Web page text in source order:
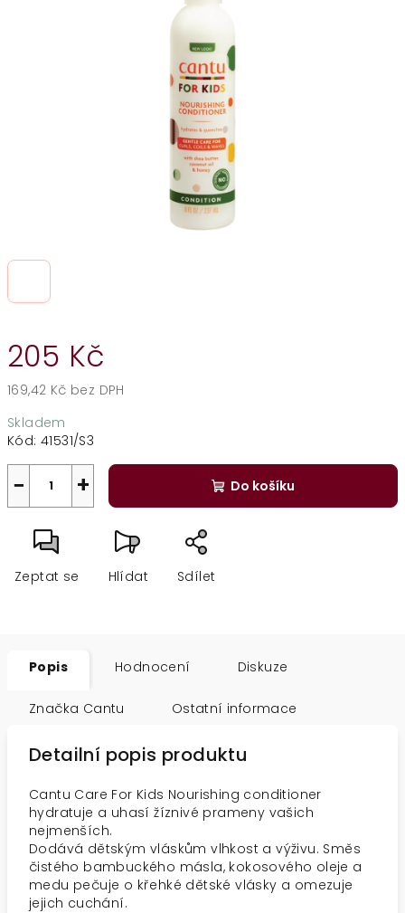
205 Kč
169,42 Kč bez DPH
cena:
Skladem
Kód: 41531/S3
+
− Do košíku
Zeptat se Hlídat Sdílet
Popis Hodnocení Diskuze
Značka Cantu Ostatní informace
Detailní popis produktu
Cantu Care For Kids Nourishing conditioner
hydratuje a uhasí žíznivé prameny vašich
nejmenších.
Dodává dětským vláskům vlhkost a výživu. Směs
čistého bambuckého másla, kokosového oleje a
medu pečuje o křehké dětské vlásky a omezuje
jejich cuchání.